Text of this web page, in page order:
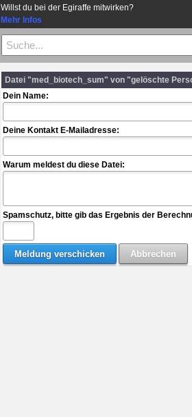
Willst du bei der Egiraffe mitwirken?
Mehr Infos
Datei "med_biotech_sum" von "gelöschte
Dein Name:
Deine Kontakt E-Mailadresse:
Warum meldest du diese Datei:
Spamschutz, bitte gib das Ergebnis der